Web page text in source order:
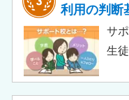
て
い
あ
利用の判断
サ
生